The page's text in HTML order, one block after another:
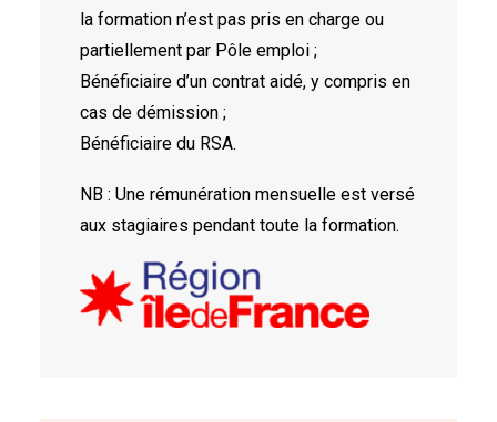
la formation n’est pas pris en charge ou
partiellement par Pôle emploi ;
Bénéficiaire d’un contrat aidé, y compris en
cas de démission ;
Bénéficiaire du RSA.
NB : Une rémunération mensuelle est versé
aux stagiaires pendant toute la formation.